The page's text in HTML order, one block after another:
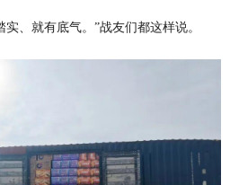
、就有底气。”战友们都这样说。